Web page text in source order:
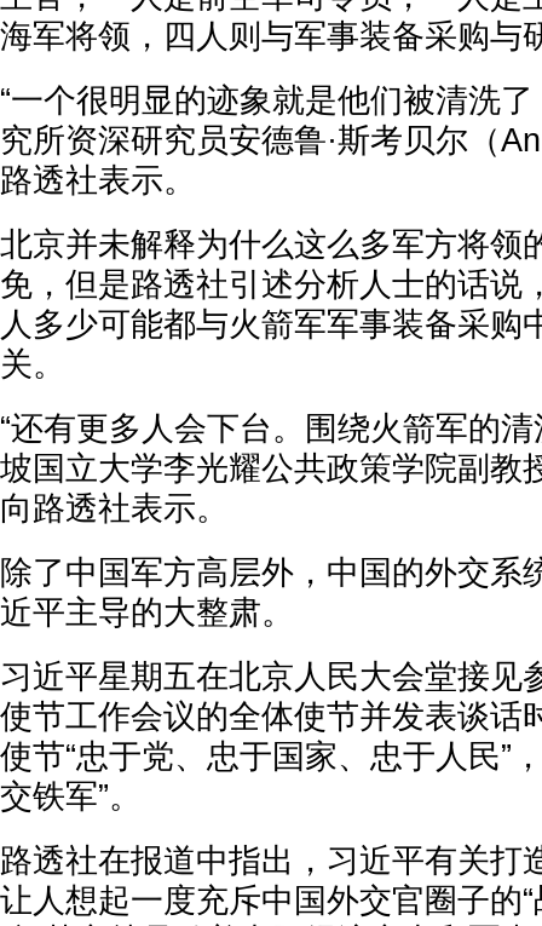
海军将领，四人则与军事装备采购与
“一个很明显的迹象就是他们被清洗
究所资深研究员安德鲁·斯考贝尔（
路透社表示。
北京并未解释为什么这么多军方将领
免，但是路透社引述分析人士的话说
人多少可能都与火箭军军事装备采购
关。
“还有更多人会下台。围绕火箭军的
坡国立大学李光耀公共政策学院副教
向路透社表示。
除了中国军方高层外，中国的外交系
近平主导的大整肃。
习近平星期五在北京人民大会堂接见
使节工作会议的全体使节并发表谈话
使节“忠于党、忠于国家、忠于人民”
交铁军”。
路透社在报道中指出，习近平有关打
让人想起一度充斥中国外交官圈子的“